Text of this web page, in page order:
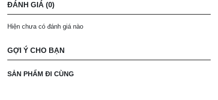
ĐÁNH GIÁ (0)
Hiện chưa có đánh giá nào
GỢI Ý CHO BẠN
SẢN PHẨM ĐI CÙNG